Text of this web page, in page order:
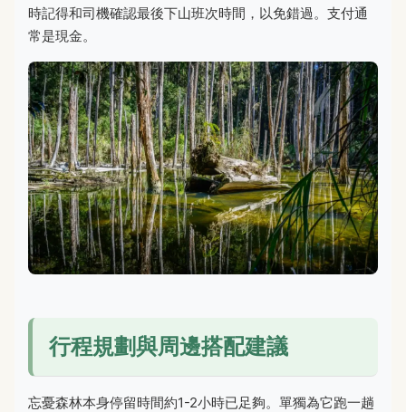
時記得和司機確認最後下山班次時間，以免錯過。支付通
常是現金。
行程規劃與周邊搭配建議
忘憂森林本身停留時間約1-2小時已足夠。單獨為它跑一趟